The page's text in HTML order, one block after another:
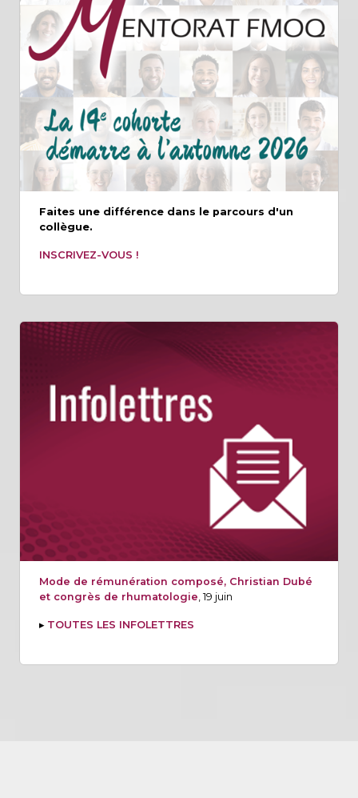
Faites une différence dans le parcours d'un
collègue.
INSCRIVEZ-VOUS !
Mode de rémunération composé, Christian Dubé
et congrès de rhumatologie , 19 juin
▸ TOUTES LES INFOLETTRES